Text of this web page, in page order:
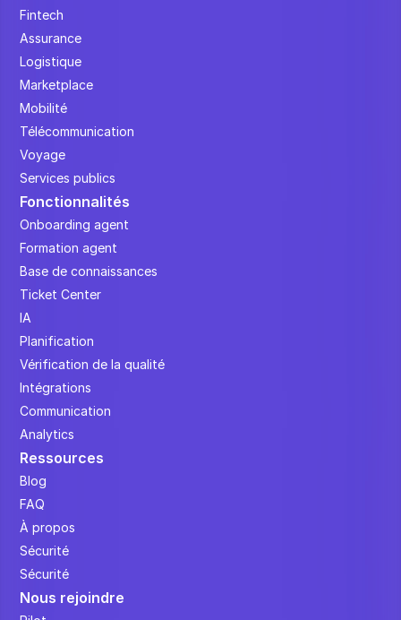
Fintech
Assurance
Logistique
Marketplace
Mobilité
Télécommunication
Voyage
Services publics
Fonctionnalités
Onboarding agent
Formation agent
Base de connaissances
Ticket Center
IA
Planification
Vérification de la qualité
Intégrations
Communication
Analytics
Ressources
Blog
FAQ
À propos
Sécurité
Sécurité
Nous rejoindre